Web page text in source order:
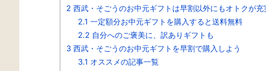
2 西武・そごうのお中元ギフトは早割以外にもオトクが充
2.1 一定額分お中元ギフトを購入すると送料無料
2.2 自分へのご褒美に、訳ありギフトも
3 西武・そごうのお中元ギフトを早割で購入しよう
3.1 オススメの記事一覧